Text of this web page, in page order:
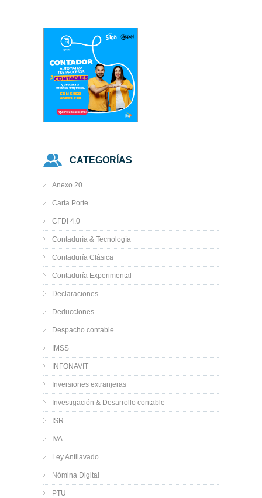
CATEGORÍAS
Anexo 20
Carta Porte
CFDI 4.0
Contaduría & Tecnología
Contaduría Clásica
Contaduría Experimental
Declaraciones
Deducciones
Despacho contable
IMSS
INFONAVIT
Inversiones extranjeras
Investigación & Desarrollo contable
ISR
IVA
Ley Antilavado
Nómina Digital
PTU